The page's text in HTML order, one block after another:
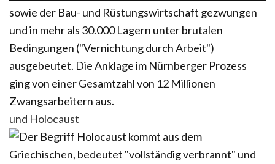
und Holocaust